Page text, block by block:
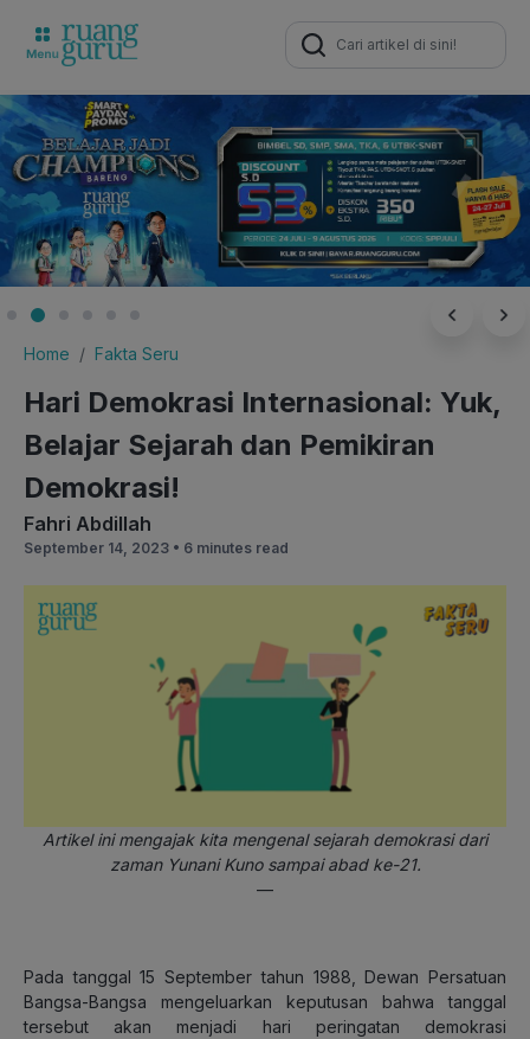
Search
for:
Home Fakta Seru
Hari Demokrasi Internasional: Yuk,
Belajar Sejarah dan Pemikiran
Demokrasi!
Fahri Abdillah
September 14, 2023 • 6 minutes read
Artikel ini mengajak kita mengenal sejarah demokrasi dari
zaman Yunani Kuno sampai abad ke-21.
—
Pada tanggal 15 September tahun 1988, Dewan Persatuan
Bangsa-Bangsa mengeluarkan keputusan bahwa tanggal
tersebut akan menjadi hari peringatan demokrasi